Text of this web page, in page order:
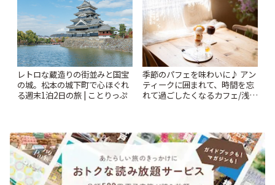
レトロな蔵造りの街並みと国宝
の城。松本の城下町で心ほぐれ
る週末1泊2日の旅 | ことりっぷ
季節のパフェを味わいに♪ アン
ティークに囲まれて、時間を忘
れて過ごしたくなるカフェ/浅草